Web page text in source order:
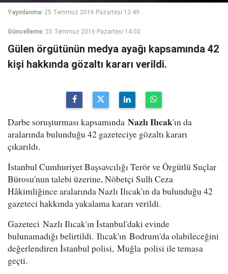
Yayınlanma: 25 Temmuz 2016 Pazartesi 13:49
Güncelleme: 25 Temmuz 2016 Pazartesi 14:02
Gülen örgütünün medya ayağı kapsamında 42
kişi hakkında gözaltı kararı verildi.
Darbe soruşturması kapsamında Nazlı Ilıcak'ın da
aralarında bulunduğu 42 gazeteciye gözaltı kararı
çıkarıldı.
İstanbul Cumhuriyet Başsavcılığı Terör ve Örgütlü Suçlar
Bürosu'nun talebi üzerine, Nöbetçi Sulh Ceza
Hâkimliğince aralarında Nazlı Ilıcak'ın da bulunduğu 42
gazeteci hakkında yakalama kararı verildi.
Gazeteci Nazlı Ilıcak'ın İstanbul'daki evinde
bulunamadığı belirtildi. Ilıcak'ın Bodrum'da olabileceğini
değerlendiren İstanbul polisi, Muğla polisi ile temasa
geçti.